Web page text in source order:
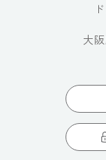
大